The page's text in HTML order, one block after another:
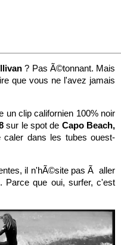
? Pas Ã©tonnant. Mais
que vous ne l'avez jamais
un clip californien 100% noir
sur le spot de Capo Beach,
dans les tubes ouest-
il n'hÃ©site pas Ã aller
Parce que oui, surfer, c'est